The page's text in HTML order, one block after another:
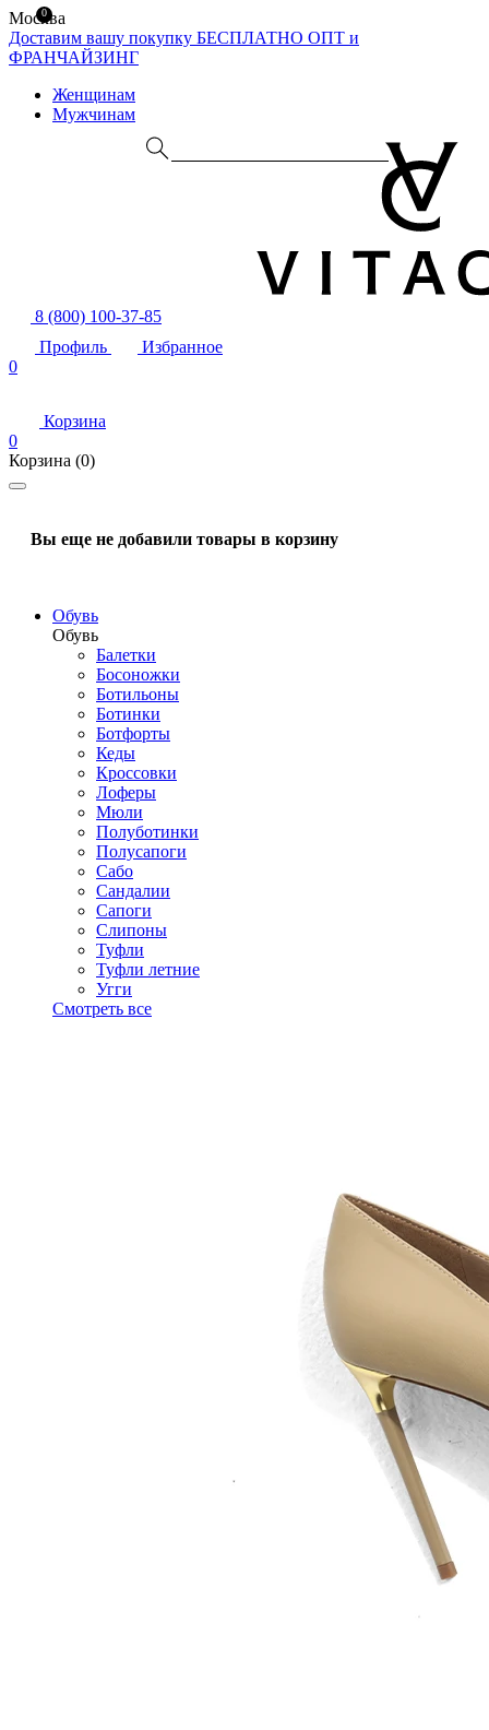
Москва
Доставим вашу покупку БЕСПЛАТНО ОПТ и
ФРАНЧАЙЗИНГ
Женщинам
Мужчинам
8 (800) 100-37-85
Профиль
Избранное
0
Корзина
0
Корзина (0)
Вы еще не добавили товары в корзину
Обувь
Обувь
Балетки
Босоножки
Ботильоны
Ботинки
Ботфорты
Кеды
Кроссовки
Лоферы
Мюли
Полуботинки
Полусапоги
Сабо
Сандалии
Сапоги
Слипоны
Туфли
Туфли летние
Угги
Смотреть все
0